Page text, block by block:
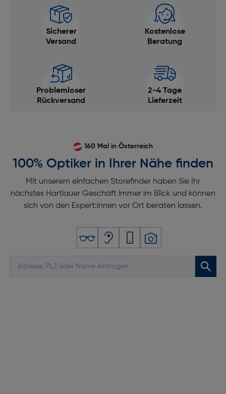
Sicherer
Versand
Kostenlose
Beratung
Problemloser
Rückversand
2-4 Tage
Lieferzeit
160 Mal in Österreich
100% Optiker in Ihrer Nähe finden
Mit unserem einfachen Storefinder haben Sie Ihr
nächstes Hartlauer Geschäft immer im Blick und können
sich von den Expert:innen vor Ort beraten lassen.